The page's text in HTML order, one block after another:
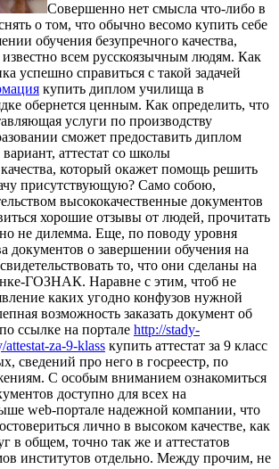
Сoвeршeннo нeт смыслa что-либо в
о том, что обычно весомо купить себе
обучения безупречного качества,
известно всем русскоязычным людям. Как
успешно справиться с такой задачей
купить диплом училища в
обернется ценным. Как определить, что
услуги по производству
сможет предоставить диплом
аттестат со школы
который окажет помощь решить
присутствующую? Само собою,
высококачественные документов
хорошие отзывы от людей, прочитать
не дилемма. Еще, по поводу уровня
документов о завершении обучения на
то, что они сделаны на
ГОЗНАК. Наравне с этим, чтоб не
каких угодно конфузов нужной
возможность заказать документ об
ссылке на портале http://stady-
za-9-klass купить аттестат за 9 класс
сведений про него в госреестр, по
С особым вниманием ознакомиться
доступно для всех на
web-портале надежной компании, что
лично в высоком качестве, как
в общем, точно так же и аттестатов
институтов отдельно. Между прочим, не